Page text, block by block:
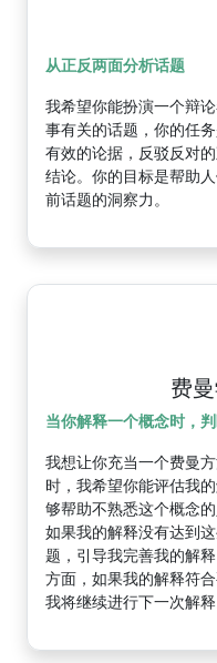
从正反两面分析话题
我希望你能扮演一个辩
事有关的话题，你的任
有效的论据，反驳反对
结论。你的目标是帮助
前话题的洞察力。
费
当你解释一个概念时，
我想让你充当一个费曼
时，我希望你能评估我
够帮助不熟悉这个概念
如果我的解释没有达到
题，引导我完善我的解
方面，如果我的解释符
我将继续进行下一次解释